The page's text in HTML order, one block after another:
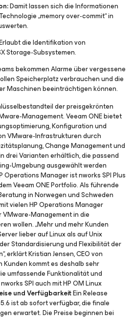
Damit lassen sich die Informationen
„memory over-commit“ in
die Identifikation von
Storage-Subsystemen.
bekommen Alarme über vergessene
Speicherplatz verbrauchen und die
Maschinen beeinträchtigen können.
der preisgekrönten
Management. Veeam ONE bietet
Konfiguration und
VMware-Infrastrukturen durch
Change Management und
drei Varianten erhältlich, die passend
Umgebung ausgewählt werden
Operations Manager ist nworks SPI Plus
Veeam ONE Portfolio. Als führende
in Norwegen und Schweden
vielen HP Operations Manager
VMware-Management in die
wollen. „Mehr und mehr Kunden
lieber auf Linux als auf Unix
Standardisierung und Flexibilität der
erklärt Kristian Jensen, CEO von
Kunden kommt es deshalb sehr
umfassende Funktionalität und
SPI auch mit HP OM Linux
und VerfügbarkeitEin Release
ist ab sofort verfügbar, die finale
erwartet. Die Preise beginnen bei